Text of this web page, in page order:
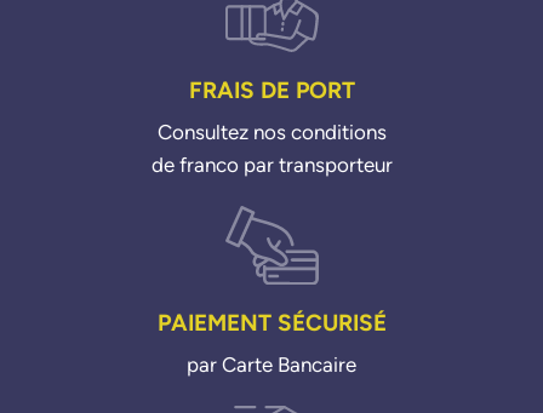
FRAIS DE PORT
Consultez nos conditions
de franco par transporteur
PAIEMENT SÉCURISÉ
par Carte Bancaire